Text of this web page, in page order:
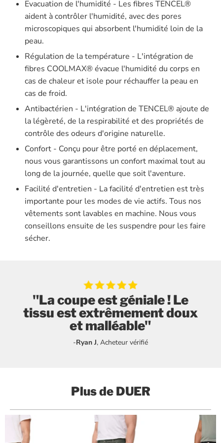
Evacuation de l'humidité - Les fibres TENCEL®
aident à contrôler l'humidité, avec des pores
microscopiques qui absorbent l'humidité loin de la
peau.
Régulation de la température - L'intégration de
fibres COOLMAX® évacue l'humidité du corps en
cas de chaleur et isole pour réchauffer la peau en
cas de froid.
Antibactérien - L'intégration de TENCEL® ajoute de
la légèreté, de la respirabilité et des propriétés de
contrôle des odeurs d'origine naturelle.
Confort - Conçu pour être porté en déplacement,
nous vous garantissons un confort maximal tout au
long de la journée, quelle que soit l'aventure.
Facilité d'entretien - La facilité d'entretien est très
importante pour les modes de vie actifs. Tous nos
vêtements sont lavables en machine. Nous vous
conseillons ensuite de les suspendre pour les faire
sécher.
"La coupe est géniale ! Le
tissu est extrêmement doux
et malléable"
-Ryan J, Acheteur vérifié
Plus de DUER